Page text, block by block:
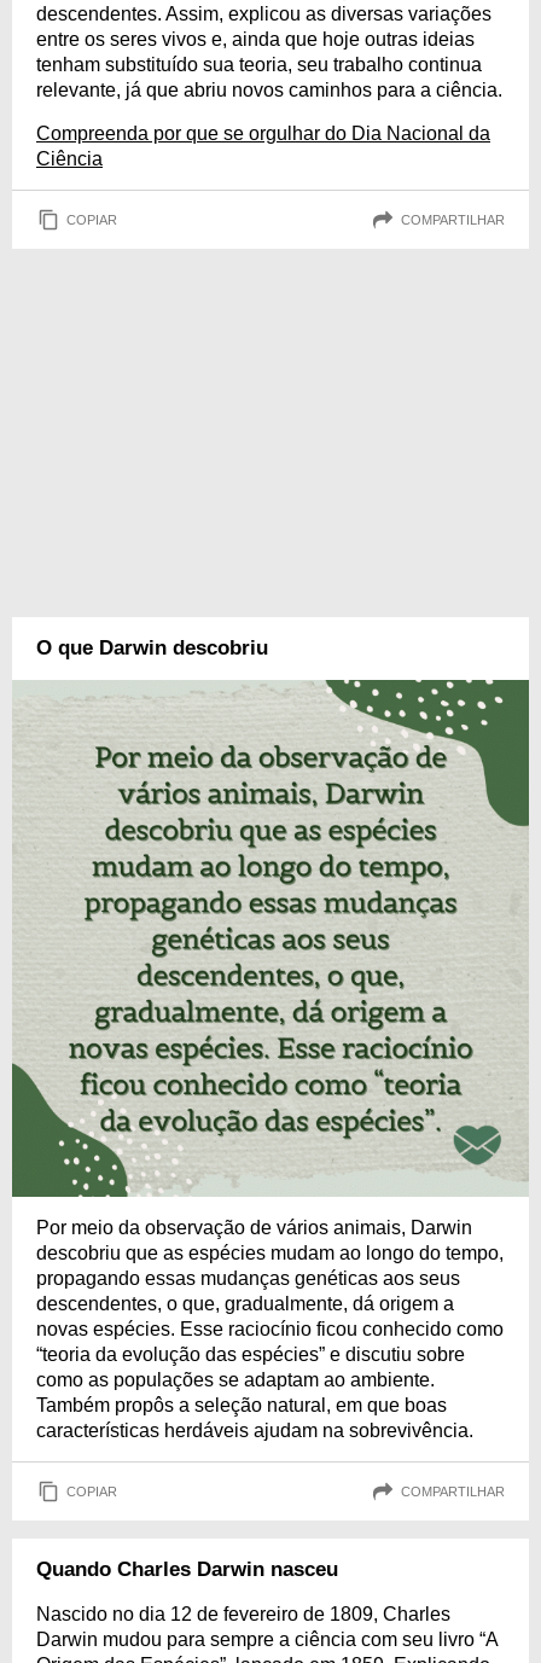
descendentes. Assim, explicou as diversas variações
entre os seres vivos e, ainda que hoje outras ideias
tenham substituído sua teoria, seu trabalho continua
relevante, já que abriu novos caminhos para a ciência.
Compreenda por que se orgulhar do Dia Nacional da
Ciência
COPIAR COMPARTILHAR
O que Darwin descobriu
Por meio da observação de vários animais, Darwin
descobriu que as espécies mudam ao longo do tempo,
propagando essas mudanças genéticas aos seus
descendentes, o que, gradualmente, dá origem a
novas espécies. Esse raciocínio ficou conhecido como
“teoria da evolução das espécies” e discutiu sobre
como as populações se adaptam ao ambiente.
Também propôs a seleção natural, em que boas
características herdáveis ajudam na sobrevivência.
COPIAR COMPARTILHAR
Quando Charles Darwin nasceu
Nascido no dia 12 de fevereiro de 1809, Charles
Darwin mudou para sempre a ciência com seu livro “A